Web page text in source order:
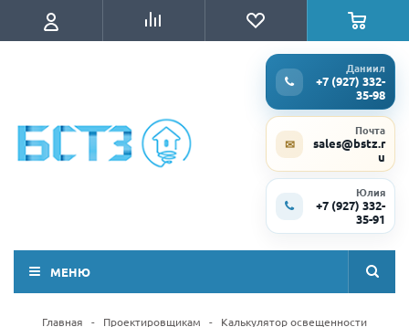
Даниил
+7 (927) 332-
35-98
✉
Почта
sales@bstz.r
u
Юлия
+7 (927) 332-
35-91
МЕНЮ
Главная - Проектировщикам - Калькулятор освещенности